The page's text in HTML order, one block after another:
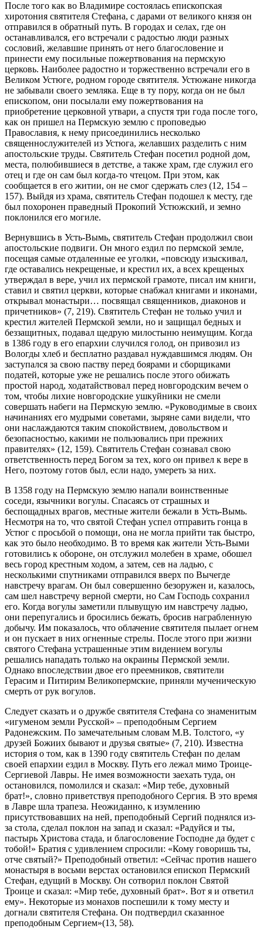
После того как во Владимире состоялась епископская
хиротония святителя Стефана, с дарами от великого князя он
отправился в обратный путь. В городах и селах, где он
останавливался, его встречали с радостью люди разных
сословий, желавшие принять от него благословение и
принести ему посильные пожертвования на пермскую
церковь. Наиболее радостно и торжественно встречали его в
Великом Устюге, родном городе святителя. Устюжане никогда
не забывали своего земляка. Еще в ту пору, когда он не был
епископом, они посылали ему пожертвования на
приобретение церковной утвари, а спустя три года после того,
как он пришел на Пермскую землю с проповедью
Православия, к нему присоединились несколько
священнослужителей из Устюга, желавших разделить с ним
апостольские труды. Святитель Стефан посетил родной дом,
места, полюбившиеся в детстве, а также храм, где служил его
отец и где он сам был когда-то чтецом. При этом, как
сообщается в его житии, он не смог сдержать слез (12, 154 –
157). Выйдя из храма, святитель Стефан подошел к месту, где
был похоронен праведный Прокопий Устюжский, и земно
поклонился его могиле.
Вернувшись в Усть-Вымь, святитель Стефан продолжил свои
апостольские подвиги. Он много ездил по пермской земле,
посещая самые отдаленные ее уголки, «повсюду изыскивал,
где оставались некрещеные, и крестил их, а всех крещеных
утверждал в вере, учил их пермской грамоте, писал им книги,
ставил и святил церкви, которые снабжал книгами и иконами,
открывал монастыри… посвящал священников, диаконов и
причетников» (7, 219). Святитель Стефан не только учил и
крестил жителей Пермской земли, но и защищал бедных и
беззащитных, подавал щедрую милостыню неимущим. Когда
в 1386 году в его епархии случился голод, он привозил из
Вологды хлеб и бесплатно раздавал нуждавшимся людям. Он
заступался за свою паству перед боярами и сборщиками
податей, которые уже не решались после этого обижать
простой народ, ходатайствовал перед новгородским вечем о
том, чтобы лихие новгородские ушкуйники не смели
совершать набеги на Пермскую землю. «Руководимые в своих
начинаниях его мудрыми советами, зыряне сами видели, что
они наслаждаются таким спокойствием, довольством и
безопасностью, какими не пользовались при прежних
правителях» (12, 159). Святитель Стефан сознавал свою
ответственность перед Богом за тех, кого он привел к вере в
Него, поэтому готов был, если надо, умереть за них.
В 1358 году на Пермскую землю напали воинственные
соседи, язычники вогулы. Спасаясь от страшных и
беспощадных врагов, местные жители бежали в Усть-Вымь.
Несмотря на то, что святой Стефан успел отправить гонца в
Устюг с просьбой о помощи, она не могла прийти так быстро,
как это было необходимо. В то время как жители Усть-Выми
готовились к обороне, он отслужил молебен в храме, обошел
весь город крестным ходом, а затем, сев на ладью, с
несколькими спутниками отправился вверх по Вычегде
навстречу врагам. Он был совершенно безоружен и, казалось,
сам шел навстречу верной смерти, но Сам Господь сохранил
его. Когда вогулы заметили плывущую им навстречу ладью,
они перепугались и бросились бежать, бросив награбленную
добычу. Им показалось, что облачение святителя пылает огнем
и он пускает в них огненные стрелы. После этого при жизни
святого Стефана устрашенные этим видением вогулы
решались нападать только на окраины Пермской земли.
Однако впоследствии двое его преемников, святители
Герасим и Питирим Великопермские, приняли мученическую
смерть от рук вогулов.
Следует сказать и о дружбе святителя Стефана со знаменитым
«игуменом земли Русской» – преподобным Сергием
Радонежским. По замечательным словам М.В. Толстого, «у
друзей Божиих бывают и друзья святые» (7, 210). Известна
история о том, как в 1390 году святитель Стефан по делам
своей епархии ездил в Москву. Путь его лежал мимо Троице-
Сергиевой Лавры. Не имея возможности заехать туда, он
остановился, помолился и сказал: «Мир тебе, духовный
брат!», словно приветствуя преподобного Сергия. В это время
в Лавре шла трапеза. Неожиданно, к изумлению
присутствовавших на ней, преподобный Сергий поднялся из-
за стола, сделал поклон на запад и сказал: «Радуйся и ты,
пастырь Христова стада, и благословение Господне да будет с
тобой!» Братия с удивлением спросили: «Кому говоришь ты,
отче святый?» Преподобный ответил: «Сейчас против нашего
монастыря в восьми верстах остановился епископ Пермский
Стефан, едущий в Москву. Он сотворил поклон Святой
Троице и сказал: «Мир тебе, духовный брат». Вот я и ответил
ему». Некоторые из монахов поспешили к тому месту и
догнали святителя Стефана. Он подтвердил сказанное
преподобным Сергием»(13, 58).